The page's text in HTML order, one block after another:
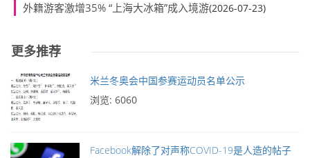
外籍游客激增35% “上海大冰箱”成入境游(2026-07-23)
更多推荐
米兰冬奥会中国参赛运动员名单公示
浏览: 6060
Facebook解除了对声称COVID-19是人造的帖子